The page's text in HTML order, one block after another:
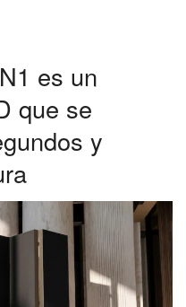
es un
que se
y